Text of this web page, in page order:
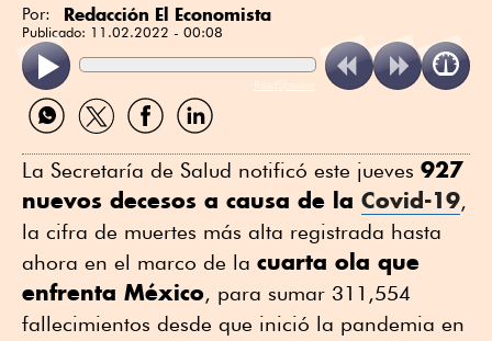
Por: Redacción El Economista
Publicado: 11.02.2022 - 00:08
ReadSpeaker
Compartir
por
Compartir
por
Compartir
por
Compartir
por
La Secretaría de Salud notificó este jueves 927
nuevos decesos a causa de la Covid-19,
la cifra de muertes más alta registrada hasta
ahora en el marco de la cuarta ola que
enfrenta México, para sumar 311,554
fallecimientos desde que inició la pandemia en